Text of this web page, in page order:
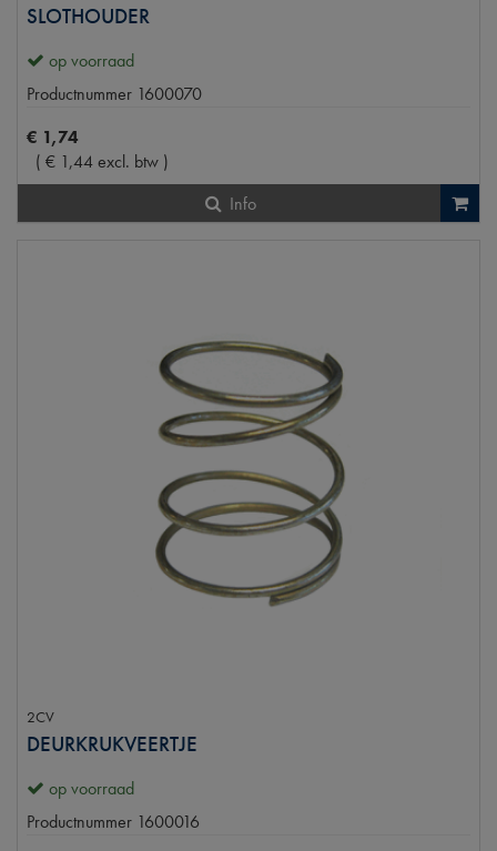
SLOTHOUDER
op voorraad
Productnummer 1600070
€ 1,74
( € 1,44excl. btw )
Info
2CV
DEURKRUKVEERTJE
op voorraad
Productnummer 1600016